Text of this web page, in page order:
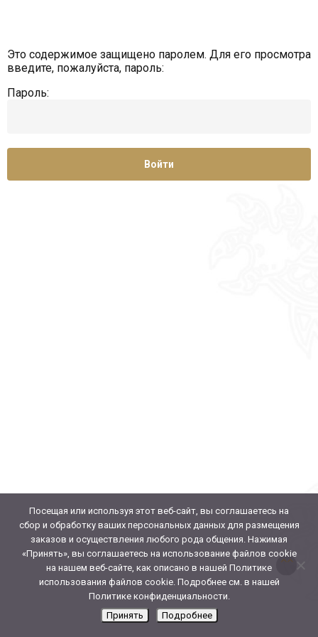
Это содержимое защищено паролем. Для его просмотра
введите, пожалуйста, пароль:
Пароль:
Посещая или используя этот веб-сайт, вы соглашаетесь на
сбор и обработку ваших персональных данных для размещения
заказов и осуществления любого рода общения. Нажимая
«Принять», вы соглашаетесь на использование файлов cookie
на нашем веб-сайте, как описано в нашей Политике
использования файлов cookie. Подробнее см. в нашей
Политике конфиденциальности.
Принять
Подробнее